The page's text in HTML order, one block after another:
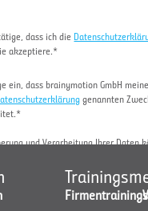
dass ich die
akzeptiere.*
ein, dass brainymotion GmbH
genannten
und Verarbeitung Ihrer Daten
Firmentrainings